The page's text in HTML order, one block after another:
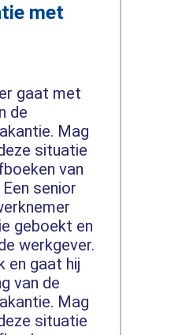
met
gaat met
de
Mag
situatie
van
senior
geboekt en
werkgever.
en gaat hij
van de
Mag
situatie